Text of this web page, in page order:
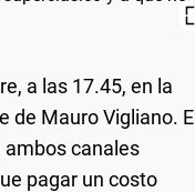
a las 17.45, en la
de Mauro Vigliano. El
ambos canales
pagar un costo